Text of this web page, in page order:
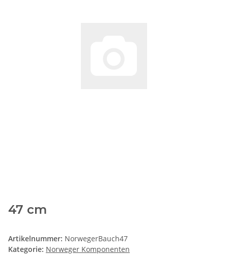
47 cm
Artikelnummer: NorwegerBauch47
Kategorie: Norweger Komponenten